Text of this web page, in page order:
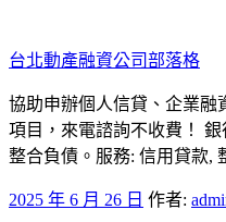
至
主
要
內
容
台北動產融資公司部落格
協助申辦個人信貸、企業融
項目，來電諮詢不收費！
整合負債。服務: 信用貸款,
發
2025 年 6 月 26 日 作者: